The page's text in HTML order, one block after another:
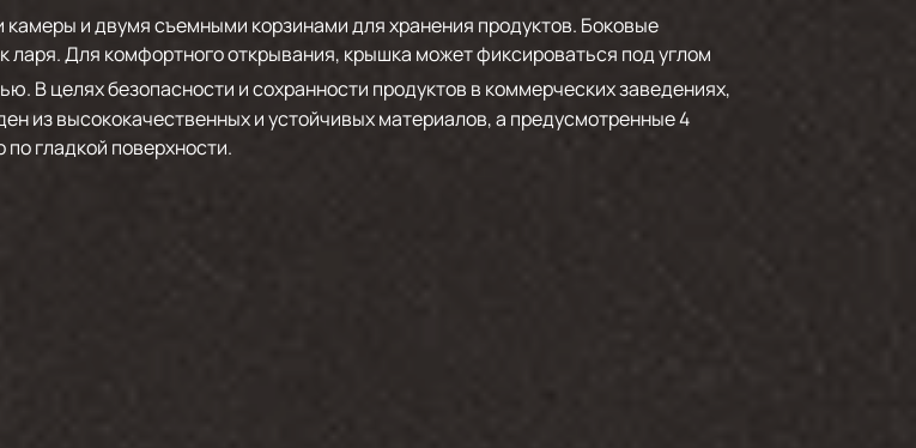
и двумя съемными корзинами для хранения продуктов. Боковые
ларя. Для комфортного открывания, крышка может фиксироваться под углом
В целях безопасности и сохранности продуктов в коммерческих заведениях,
из высококачественных и устойчивых материалов, а предусмотренные 4
гладкой поверхности.